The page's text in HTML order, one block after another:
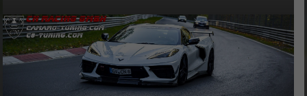
Inhalt
springen